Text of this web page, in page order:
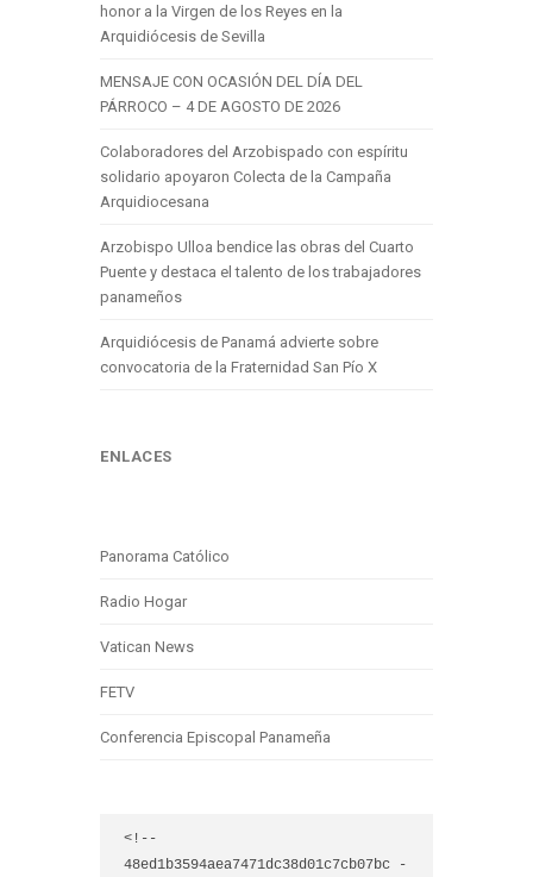
honor a la Virgen de los Reyes en la
Arquidiócesis de Sevilla
MENSAJE CON OCASIÓN DEL DÍA DEL
PÁRROCO – 4 DE AGOSTO DE 2026
Colaboradores del Arzobispado con espíritu
solidario apoyaron Colecta de la Campaña
Arquidiocesana
Arzobispo Ulloa bendice las obras del Cuarto
Puente y destaca el talento de los trabajadores
panameños
Arquidiócesis de Panamá advierte sobre
convocatoria de la Fraternidad San Pío X
ENLACES
Panorama Católico
Radio Hogar
Vatican News
FETV
Conferencia Episcopal Panameña
<!--
48ed1b3594aea7471dc38d01c7cb07bc -